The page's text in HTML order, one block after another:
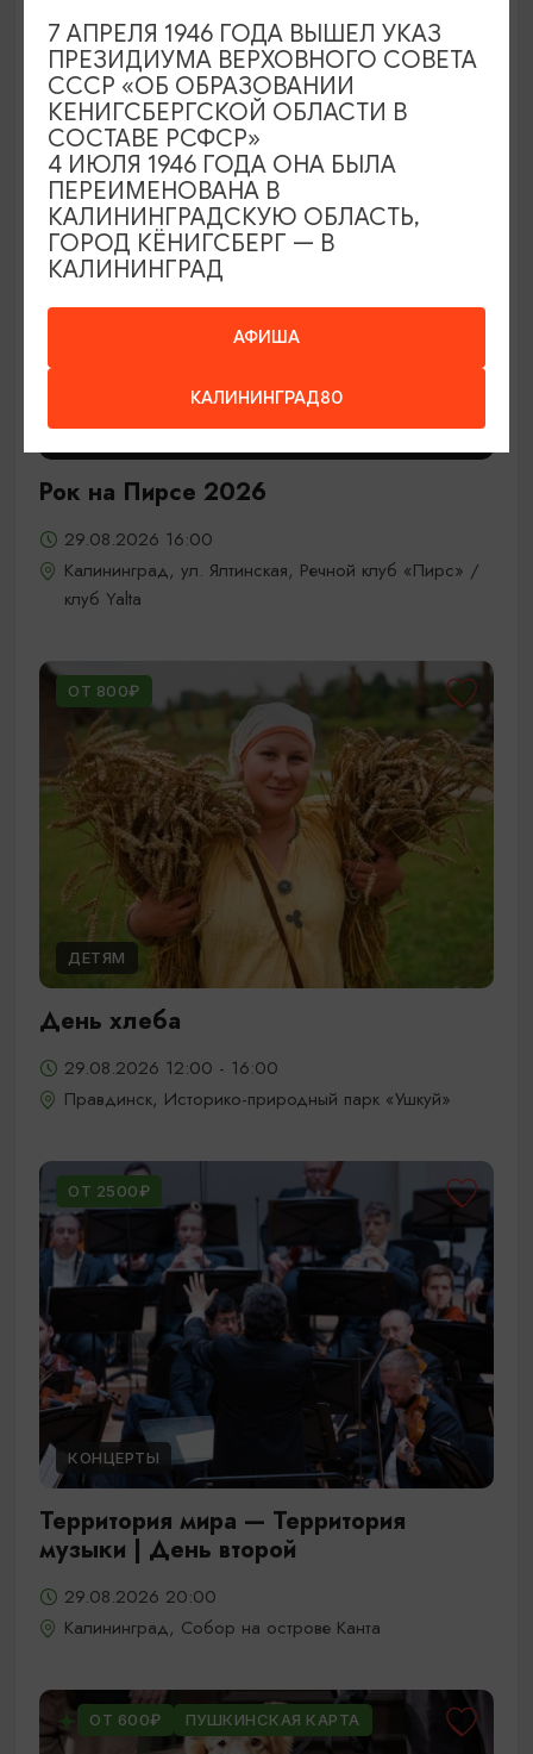
29.08.2026 12:00
Калининград, Центральный парк культуры и отдыха
ОТ 2400₽
КОНЦЕРТЫ
Рок на Пирсе 2026
29.08.2026 16:00
Калининград, ул. Ялтинская, Речной клуб «Пирс» /
клуб Yalta
ОТ 800₽
ДЕТЯМ
День хлеба
29.08.2026 12:00 - 16:00
Правдинск, Историко-природный парк «Ушкуй»
ОТ 2500₽
КОНЦЕРТЫ
Территория мира — Территория
музыки | День второй
29.08.2026 20:00
Калининград, Собор на острове Канта
ОТ 600₽ ПУШКИНСКАЯ КАРТА
АФИША
КАЛИНИНГРАД80
7 АПРЕЛЯ 1946 ГОДА ВЫШЕЛ УКАЗ
ПРЕЗИДИУМА ВЕРХОВНОГО СОВЕТА
СССР «ОБ ОБРАЗОВАНИИ
КЕНИГСБЕРГСКОЙ ОБЛАСТИ В
СОСТАВЕ РСФСР»
4 ИЮЛЯ 1946 ГОДА ОНА БЫЛА
ПЕРЕИМЕНОВАНА В
КАЛИНИНГРАДСКУЮ ОБЛАСТЬ,
ГОРОД КЁНИГСБЕРГ — В
КАЛИНИНГРАД